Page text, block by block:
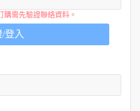
需先驗證聯絡資料。
登入